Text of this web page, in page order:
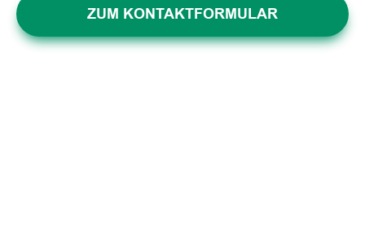
ZUM KONTAKTFORMULAR